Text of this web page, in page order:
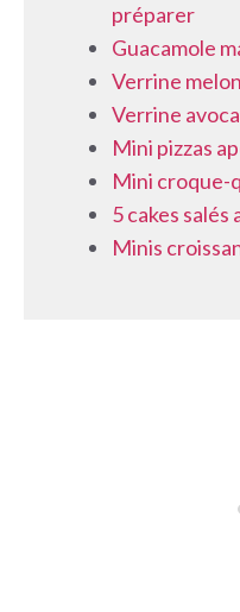
préparer
Guacamole
Verrine
Verrine
Mini pizzas
Mini croque-
5 cakes
Minis